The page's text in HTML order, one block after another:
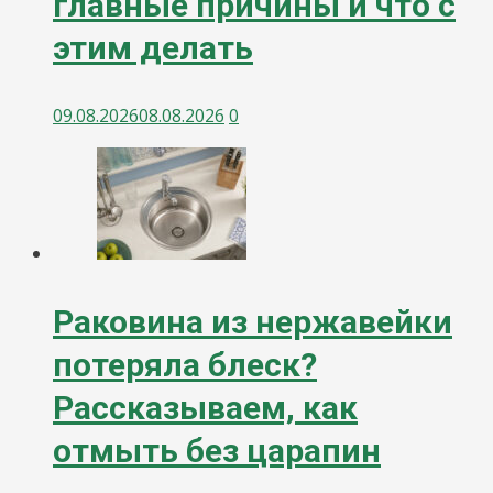
этим делать
09.08.202608.08.2026 0
Раковина из нержавейки
потеряла блеск?
Рассказываем, как
отмыть без царапин